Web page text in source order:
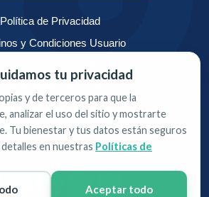
tu privacidad
y de terceros para que la
analizar el uso del sitio y mostrarte
Tu bienestar y tus datos están seguros
en nuestras Políticas de
Aceptar todo
Política de Privacidad
y Condiciones Usuario
504-1242
Avenue, Suite 715,
Miami, Florida 33.131